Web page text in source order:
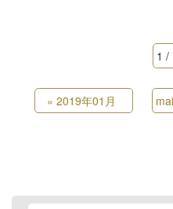
1 /
«2019年01月